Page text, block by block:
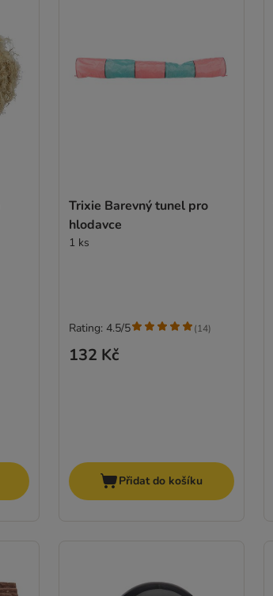
Trixie Barevný tunel pro
hlodavce
1 ks
132 Kč
Rating: 4.5/5 (14)
Přidat do košíku